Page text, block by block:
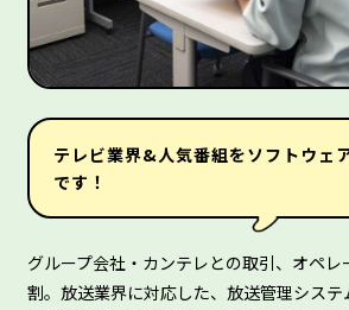
テレビ業界&人気番組をソフトウェ
です！
グループ会社・カンテレとの取引、オペレ
割。放送業界に対応した、放送管理シス